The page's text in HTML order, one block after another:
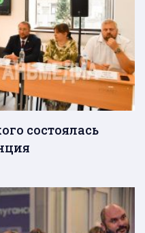
состоялась